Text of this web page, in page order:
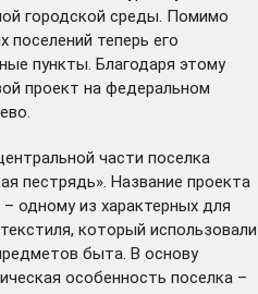
городской среды. Помимо
поселений теперь его
пункты. Благодаря этому
проект на федеральном
части поселка
пестрядь». Название проекта
одному из характерных для
который использовали
быта. В основу
особенность поселка –